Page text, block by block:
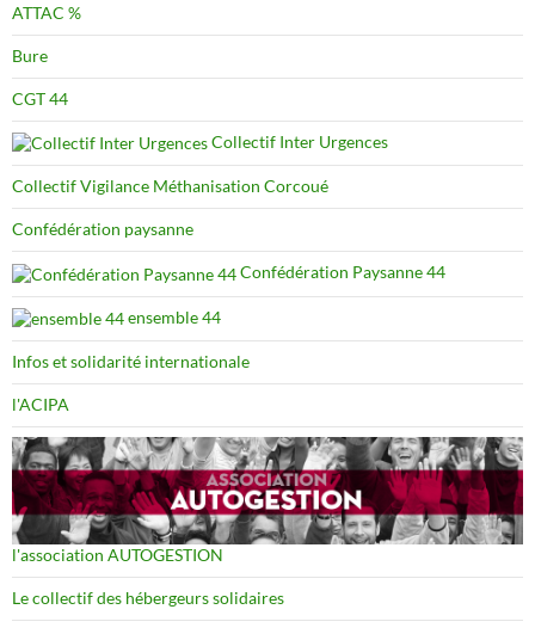
ATTAC %
Bure
CGT 44
Collectif Inter Urgences
Collectif Vigilance Méthanisation Corcoué
Confédération paysanne
Confédération Paysanne 44
ensemble 44
Infos et solidarité internationale
l'ACIPA
l'association AUTOGESTION
Le collectif des hébergeurs solidaires